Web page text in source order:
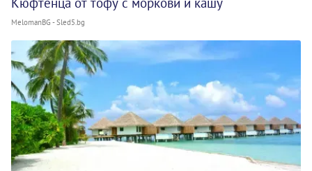
MelomanBG - Sled5.bg